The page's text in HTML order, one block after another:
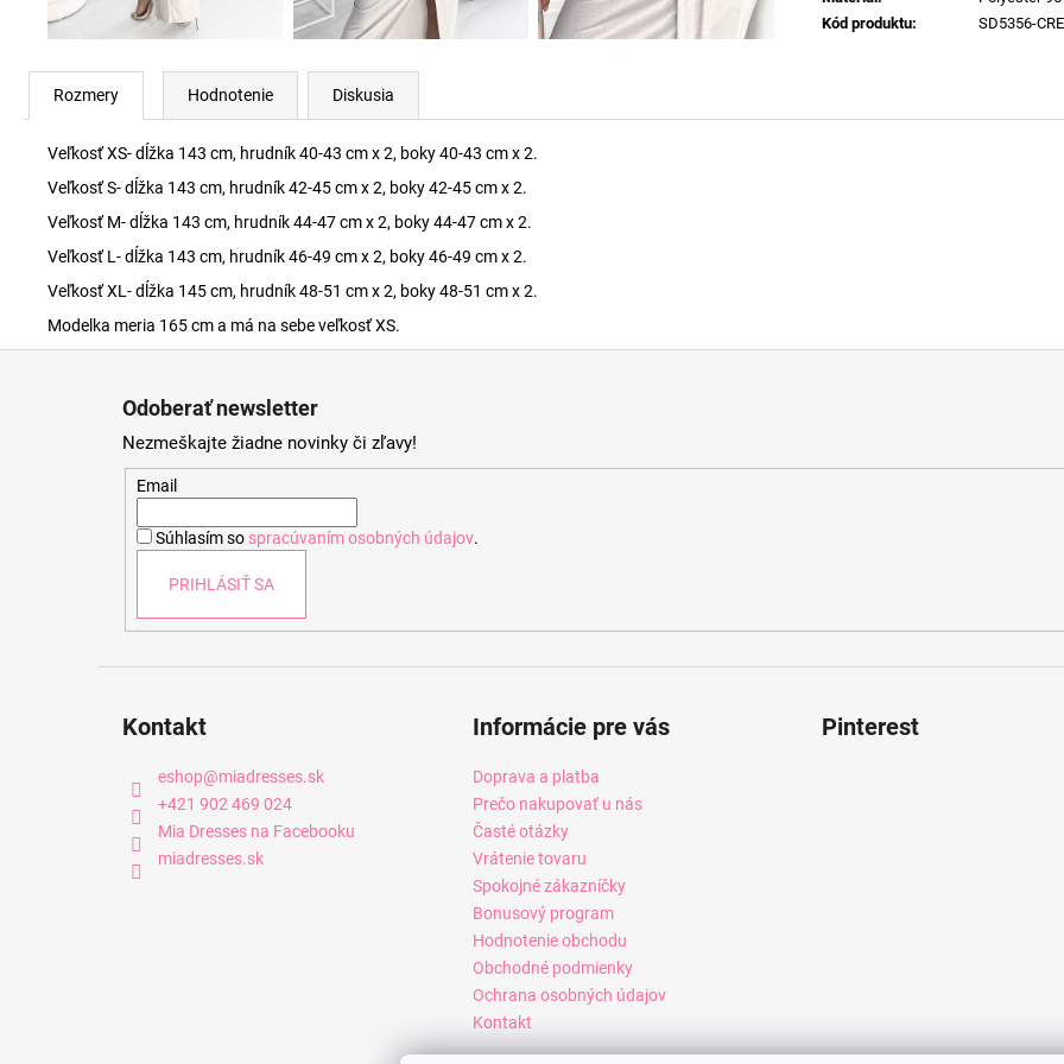
Kód produktu: SD5356-
Rozmery Hodnotenie Diskusia
Veľkosť XS- dĺžka 143 cm, hrudník 40-43 cm x 2, boky 40-43 cm x 2.
Veľkosť S- dĺžka 143 cm, hrudník 42-45 cm x 2, boky 42-45 cm x 2.
Veľkosť M- dĺžka 143 cm, hrudník 44-47 cm x 2, boky 44-47 cm x 2.
Veľkosť L- dĺžka 143 cm, hrudník 46-49 cm x 2, boky 46-49 cm x 2.
Veľkosť XL- dĺžka 145 cm, hrudník 48-51 cm x 2, boky 48-51 cm x 2.
Modelka meria 165 cm a má na sebe veľkosť XS.
Odoberať newsletter
Nezmeškajte žiadne novinky či zľavy!
Email
Súhlasím so spracúvaním osobných údajov.
PRIHLÁSIŤ SA
Kontakt
eshop@miadresses.sk
+421 902 469 024
Mia Dresses na Facebooku
miadresses.sk
Informácie pre vás
Doprava a platba
Prečo nakupovať u nás
Časté otázky
Vrátenie tovaru
Spokojné zákazníčky
Bonusový program
Hodnotenie obchodu
Obchodné podmienky
Ochrana osobných údajov
Kontakt
Pinterest